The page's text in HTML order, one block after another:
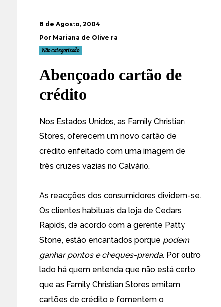
8 de Agosto, 2004
Por Mariana de Oliveira
Não categorizado
Abençoado cartão de
crédito
Nos Estados Unidos, as Family Christian
Stores, oferecem um novo cartão de
crédito enfeitado com uma imagem de
três cruzes vazias no Calvário.
As reacções dos consumidores dividem-se.
Os clientes habituais da loja de Cedars
Rapids, de acordo com a gerente Patty
Stone, estão encantados porque podem
ganhar pontos e cheques-prenda. Por outro
lado há quem entenda que não está certo
que as Family Christian Stores emitam
cartões de crédito e fomentem o